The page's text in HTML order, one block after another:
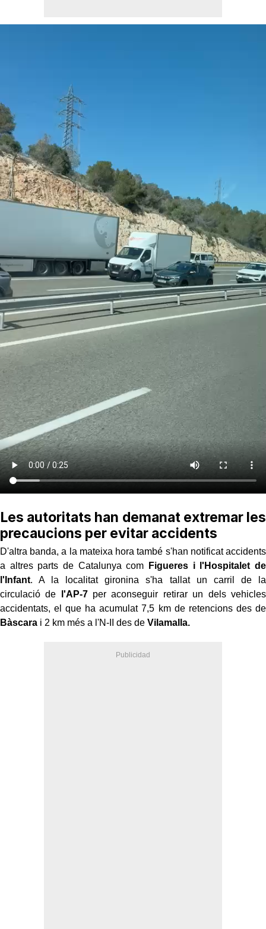
Les autoritats han demanat extremar les
precaucions per evitar accidents
D'altra banda, a la mateixa hora també s'han notificat accidents
a altres parts de Catalunya com
Figueres i l'Hospitalet de
l'Infant. A la localitat gironina s'ha tallat un carril de la
circulació de
l'AP-7per aconseguir retirar un dels vehicles
accidentats, el que ha acumulat 7,5 km de retencions des de
Bàscara i 2 km més a l'N-II des de Vilamalla.